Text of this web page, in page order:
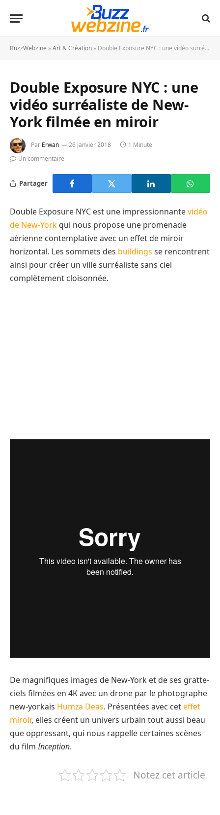
BuzzWebzine »Art & Création » Double Exposure NYC : une vidéo surréaliste de New-York filmée en miroir
Double Exposure NYC : une
vidéo surréaliste de New-
York filmée en miroir
Par Erwan 26 janvier 2018
1 Minute
Un commentaire
Partager
Double Exposure NYC est une impressionnantevidéo
de New-York qui nous propose une promenade
aérienne contemplative avec un effet de miroir
horizontal. Les sommets des buildings se rencontrent
ainsi pour créer un ville surréaliste sans ciel
complètement cloisonnée.
De magnifiques images de New-York et de ses gratte-
ciels filmées en 4K avec un drone par le photographe
new-yorkais Humza Deas. Présentées avec ceteffet
miroir, elles créent un univers urbain tout aussi beau
que oppressant, qui nous rappelle certaines scènes
du filmInception.
Notez cet article